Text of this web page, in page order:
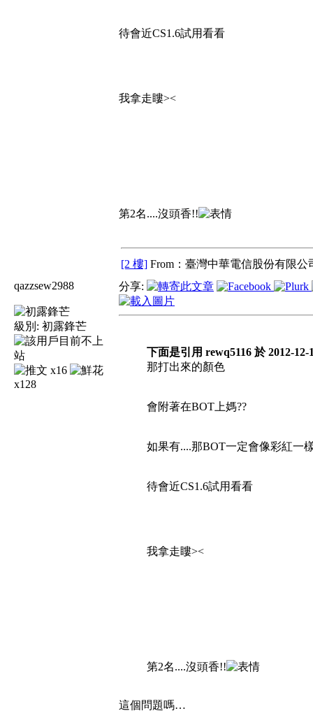
待會近CS1.6試用看看
我拿走瞜><
第2名....沒頭香!!
[2 樓] From：臺灣中華電信股份有限公
qazzsew2988
級別: 初露鋒芒
x16
x128
分享:
下面是引用 rewq5116 於 2012-12-
那打出來的顏色
會附著在BOT上媽??
如果有....那BOT一定會像彩紅一
待會近CS1.6試用看看
我拿走瞜><
第2名....沒頭香!!
這個問題嗎…